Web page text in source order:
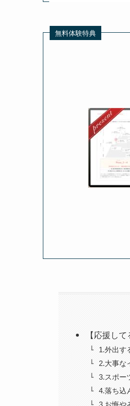
無料体験特典
【応援し
1.外出す
2.大事な
3.スポー
4.落ち込
3.お悔や